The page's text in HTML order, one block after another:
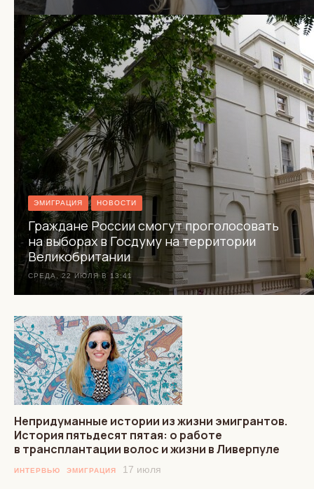
ЭМИГРАЦИЯ НОВОСТИ
Граждане России смогут проголосовать
на выборах в Госдуму на территории
Великобритании
СРЕДА, 22 ИЮЛЯ В 13:41
Непридуманные истории из жизни эмигрантов.
История пятьдесят пятая: о работе
в трансплантации волос и жизни в Ливерпуле
ИНТЕРВЬЮ ЭМИГРАЦИЯ 17 июля